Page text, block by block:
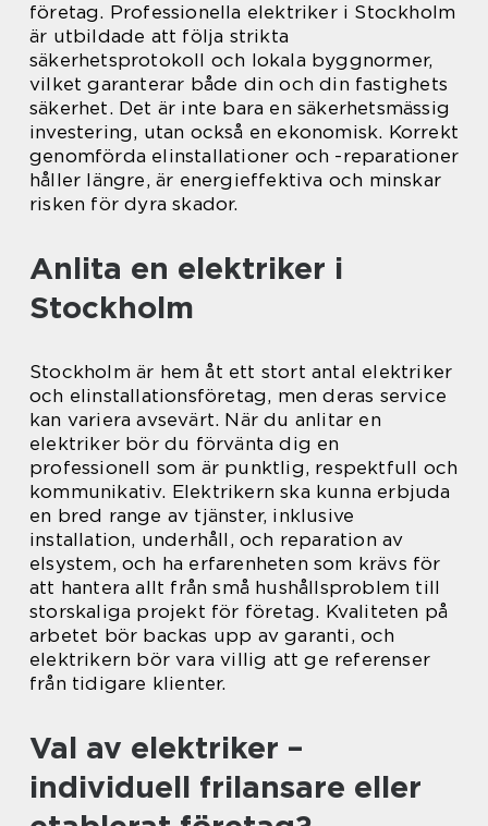
företag. Professionella elektriker i Stockholm
är utbildade att följa strikta
säkerhetsprotokoll och lokala byggnormer,
vilket garanterar både din och din fastighets
säkerhet. Det är inte bara en säkerhetsmässig
investering, utan också en ekonomisk. Korrekt
genomförda elinstallationer och -reparationer
håller längre, är energieffektiva och minskar
risken för dyra skador.
Anlita en elektriker i
Stockholm
Stockholm är hem åt ett stort antal elektriker
och elinstallationsföretag, men deras service
kan variera avsevärt. När du anlitar en
elektriker bör du förvänta dig en
professionell som är punktlig, respektfull och
kommunikativ. Elektrikern ska kunna erbjuda
en bred range av tjänster, inklusive
installation, underhåll, och reparation av
elsystem, och ha erfarenheten som krävs för
att hantera allt från små hushållsproblem till
storskaliga projekt för företag. Kvaliteten på
arbetet bör backas upp av garanti, och
elektrikern bör vara villig att ge referenser
från tidigare klienter.
Val av elektriker –
individuell frilansare eller